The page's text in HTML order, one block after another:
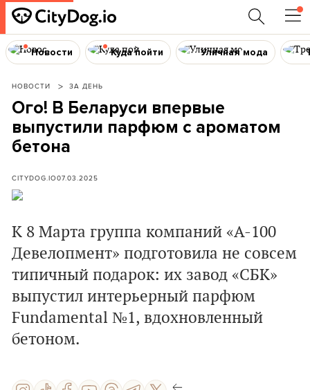
Новости Куда пойти Уличная мода
НОВОСТИ ЗА ДЕНЬ
Ого! В Беларуси впервые
выпустили парфюм с ароматом
бетона
CITYDOG.IO07.03.2025
К 8 Марта группа компаний «А-100
Девелопмент» подготовила не совсем
типичный подарок: их завод «СБК»
выпустил интерьерный парфюм
Fundamental №1, вдохновленный
бетоном.